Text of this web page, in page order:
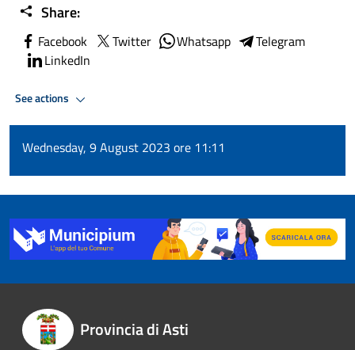
Share:
Facebook Twitter Whatsapp
Telegram
LinkedIn
See actions
Wednesday, 9 August 2023 ore 11:11
Provincia di Asti